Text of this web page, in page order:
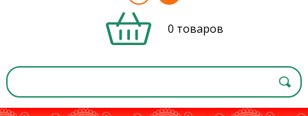
0 товаров